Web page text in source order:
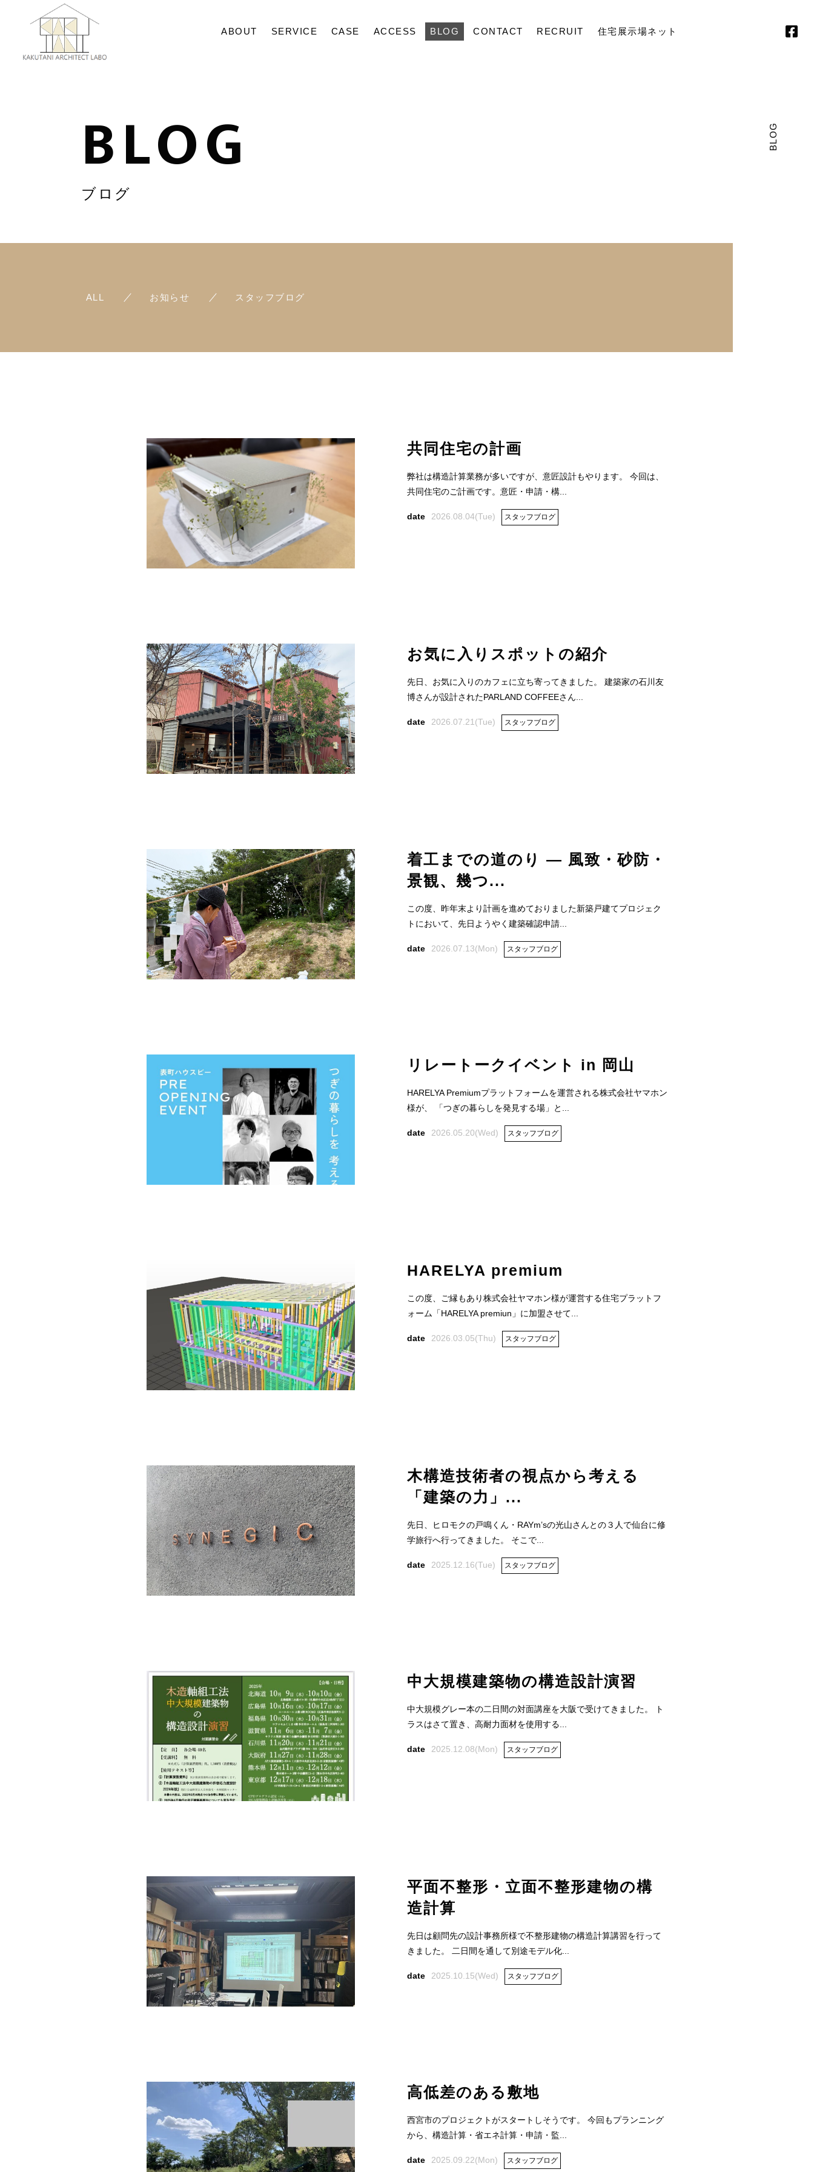
ABOUT SERVICE CASE ACCESS BLOG CONTACT RECRUIT 住宅展示場ネット
RECRUIT
FOLLOW US:
BLOG
ブログ
BLOG
ALL お知らせ スタッフブログ
共同住宅の計画
弊社は構造計算業務が多いですが、意匠設計もやります。 今回は、
共同住宅のご計画です。意匠・申請・構...
2026.08.04(Tue) スタッフブログ
お気に入りスポットの紹介
先日、お気に入りのカフェに立ち寄ってきました。 建築家の石川友
博さんが設計されたPARLAND COFFEEさん...
2026.07.21(Tue) スタッフブログ
着工までの道のり ― 風致・砂防・
景観、幾つ...
この度、昨年末より計画を進めておりました新築戸建てプロジェク
トにおいて、先日ようやく建築確認申請...
2026.07.13(Mon) スタッフブログ
リレートークイベント in 岡山
HARELYA Premiumプラットフォームを運営される株式会社ヤマホン
様が、 「つぎの暮らしを発見する場」と...
2026.05.20(Wed) スタッフブログ
HARELYA premium
この度、ご縁もあり株式会社ヤマホン様が運営する住宅プラットフ
ォーム「HARELYA premiun」に加盟させて...
2026.03.05(Thu) スタッフブログ
木構造技術者の視点から考える
「建築の力」...
先日、ヒロモクの戸鳴くん・RAYm’sの光山さんとの３人で仙台に修
学旅行へ行ってきました。 そこで...
2025.12.16(Tue) スタッフブログ
中大規模建築物の構造設計演習
中大規模グレー本の二日間の対面講座を大阪で受けてきました。 ト
ラスはさて置き、高耐力面材を使用する...
2025.12.08(Mon) スタッフブログ
平面不整形・立面不整形建物の構
造計算
先日は顧問先の設計事務所様で不整形建物の構造計算講習を行って
きました。 二日間を通して別途モデル化...
2025.10.15(Wed) スタッフブログ
高低差のある敷地
西宮市のプロジェクトがスタートしそうです。 今回もプランニング
から、構造計算・省エネ計算・申請・監...
2025.09.22(Mon) スタッフブログ